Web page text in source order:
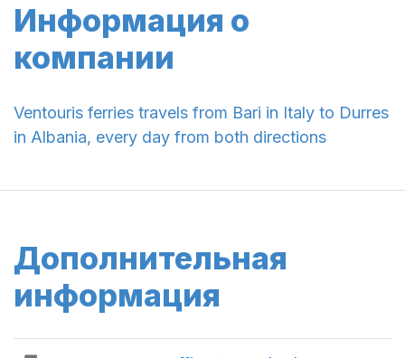
Информация о
компании
Ventouris ferries travels from Bari in Italy to Durres
in Albania, every day from both directions
Дополнительная
информация